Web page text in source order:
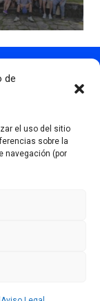
de
el uso del sitio
sobre la
navegación (por